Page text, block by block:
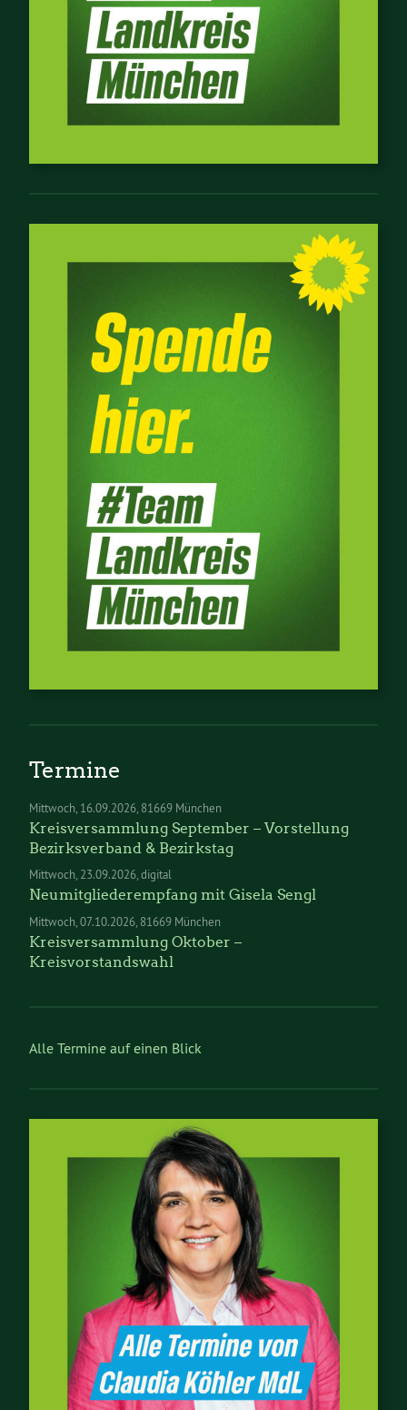
Termine
Mittwoch 16.09.2026 81669 München
Kreisversammlung September – Vorstellung
Bezirksverband & Bezirkstag
Mittwoch 23.09.2026 digital
Neumitgliederempfang mit Gisela Sengl
Mittwoch 07.10.2026 81669 München
Kreisversammlung Oktober –
Kreisvorstandswahl
Alle Termine auf einen Blick